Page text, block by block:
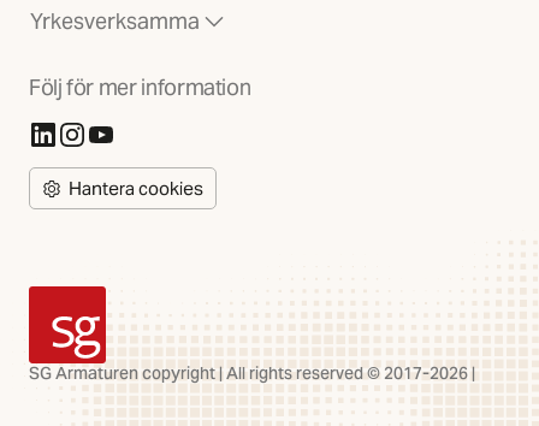
Yrkesverksamma
Följ för mer information
(Öppnas i ny flik)
(Öppnas i ny flik)
(Öppnas i ny flik)
Hantera cookies
SG Armaturen
SG Armaturen copyright | All rights reserved © 2017-2026 |